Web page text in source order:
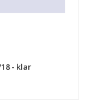
- klar